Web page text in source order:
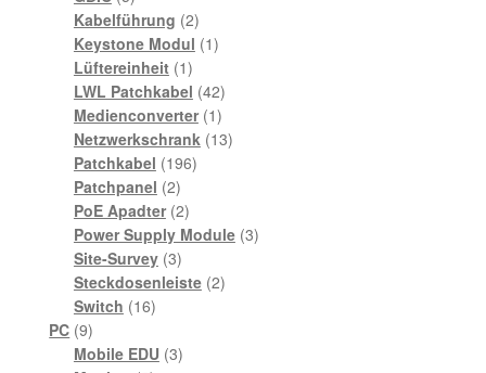
Produkte
Kabelführung 22
Produkte
Keystone Modul 11
Lüftereinheit 11
Produkt
LWL Patchkabel 4242
Produkte
Medienconverter 11
Produkt
Netzwerkschrank 1313
Patchkabel 196196
Patchpanel 22
Produkte
PoE Apadter 22
Produkte
Power Supply Module 33
Site-Survey 33
Produkte
Steckdosenleiste 22
Switch 1616
PC 99
Produkte
Mobile EDU 33